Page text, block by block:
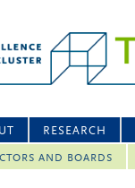
RESEARCH
AND BOARDS